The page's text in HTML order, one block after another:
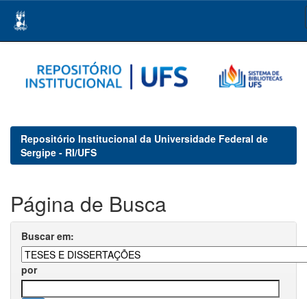
navigation
Repositório Institucional da Universidade Federal de
Sergipe - RI/UFS
Página de Busca
Buscar em:
por